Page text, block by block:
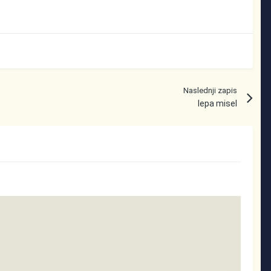
Naslednji zapis
lepa misel